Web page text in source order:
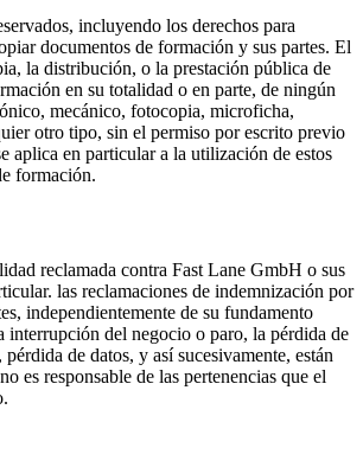
incluyendo los derechos para
documentos de formación y sus partes. El
la distribución, o la prestación pública de
en su totalidad o en parte, de ningún
mecánico, fotocopia, microficha,
otro tipo, sin el permiso por escrito previo
aplica en particular a la utilización de estos
formación.
reclamada contra Fast Lane GmbH o sus
las reclamaciones de indemnización por
independientemente de su fundamento
interrupción del negocio o paro, la pérdida de
de datos, y así sucesivamente, están
es responsable de las pertenencias que el